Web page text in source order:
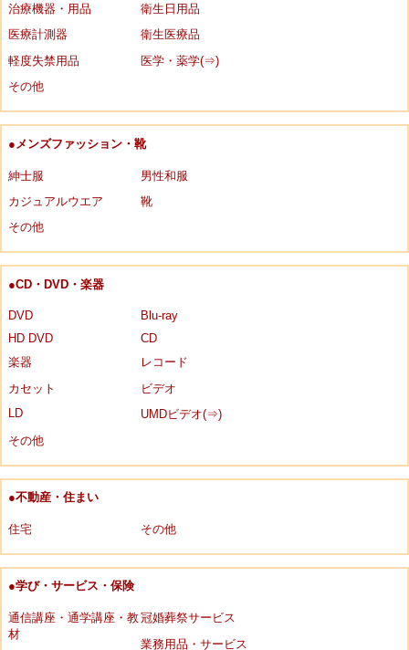
治療機器・用品
衛生日用品
医療計測器
衛生医療品
軽度失禁用品
医学・薬学(⇒)
その他
●メンズファッション・靴
紳士服
男性和服
カジュアルウエア
靴
その他
●CD・DVD・楽器
DVD
Blu-ray
HD DVD
CD
楽器
レコード
カセット
ビデオ
LD
UMDビデオ(⇒)
その他
●不動産・住まい
住宅 その他
●学び・サービス・保険
通信講座・通学講座・教
材
冠婚葬祭サービス
業務用品・サービス